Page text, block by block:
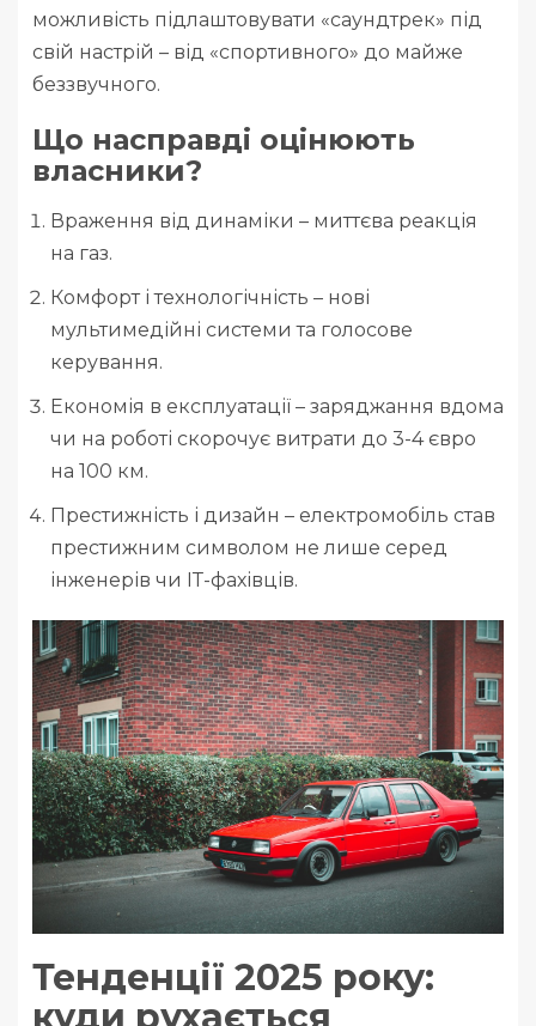
можливість підлаштовувати «саундтрек» під
свій настрій – від «спортивного» до майже
беззвучного.
Що насправді оцінюють
власники?
Враження від динаміки – миттєва реакція
на газ.
Комфорт і технологічність – нові
мультимедійні системи та голосове
керування.
Економія в експлуатації – заряджання вдома
чи на роботі скорочує витрати до 3-4 євро
на 100 км.
Престижність і дизайн – електромобіль став
престижним символом не лише серед
інженерів чи ІТ-фахівців.
Тенденції 2025 року: